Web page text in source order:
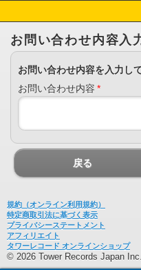
お問い合わせ内容入
お問い合わせ内容を入力し
お問い合わせ内容 *
戻る
規約（オンライン利用規約）
特定商取引法に基づく表示
プライバシーステートメント
アフィリエイト
タワーレコード オンラインショップ
© 2026 Tower Records Japan Inc.